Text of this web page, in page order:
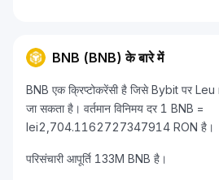
BNB (BNB) के बारे में
BNB एक क्रिप्टोकरेंसी है जिसे Bybit पर
जा सकता है। वर्तमान विनिमय दर 1 BNB =
lei2,704.1162727347914 RON है।
परिसंचारी आपूर्ति 133M BNB है।